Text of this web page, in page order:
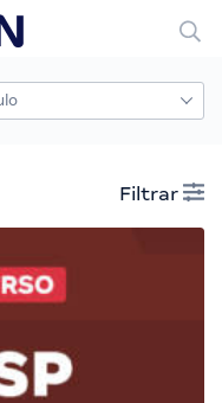
Filtrar